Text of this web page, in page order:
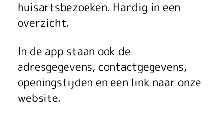
huisartsbezoeken. Handig in een
overzicht.
In de app staan ook de
adresgegevens, contactgegevens,
openingstijden en een link naar onze
website.